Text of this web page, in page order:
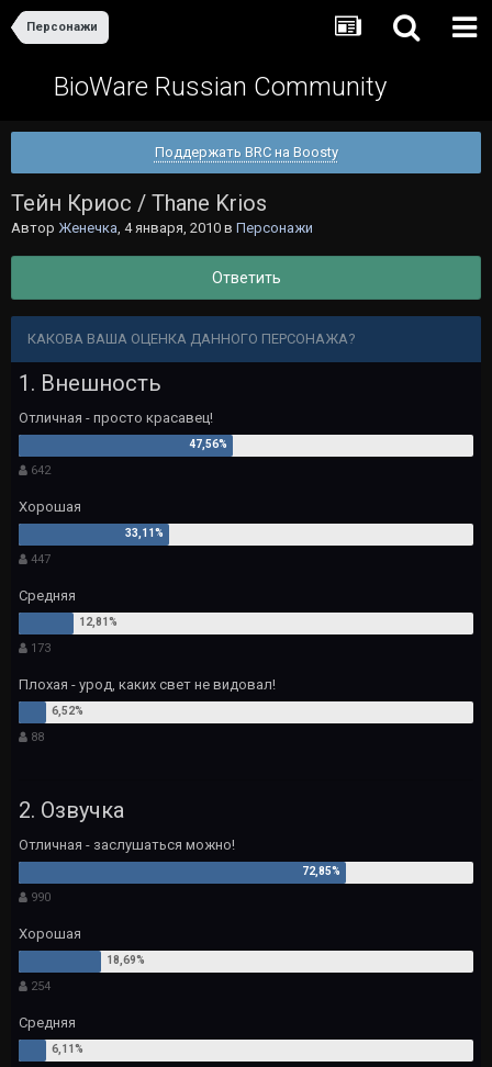
Персонажи
BioWare Russian Community
Поддержать BRC на Boosty
Тейн Криос / Thane Krios
Автор Женечка, 4 января, 2010 в Персонажи
Ответить
КАКОВА ВАША ОЦЕНКА ДАННОГО ПЕРСОНАЖА?
1. Внешность
Отличная - просто красавец!
642
Хорошая
447
Средняя
173
Плохая - урод, каких свет не видовал!
88
2. Озвучка
Отличная - заслушаться можно!
990
Хорошая
254
Средняя